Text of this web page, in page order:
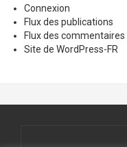
Connexion
Flux des publications
Flux des commentaires
Site de WordPress-FR